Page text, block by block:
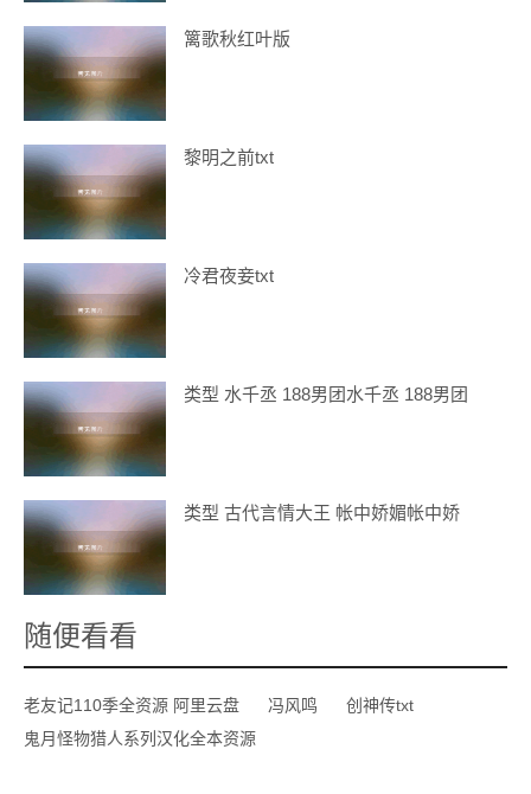
篱歌秋红叶版
黎明之前txt
冷君夜妾txt
类型 水千丞 188男团水千丞 188男团
类型 古代言情大王 帐中娇媚帐中娇
随便看看
老友记110季全资源 阿里云盘 冯风鸣
创神传txt
鬼月怪物猎人系列汉化全本资源